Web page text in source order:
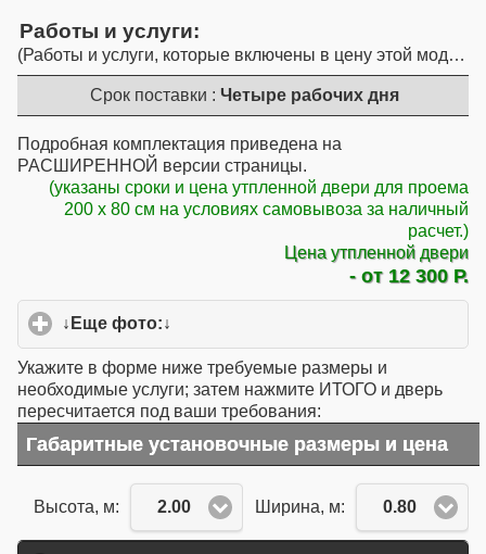
Работы и услуги
Работы и услуги, которые включены в цену этой модели
Срок поставки : Четыре рабочих дня
Подробная комплектация приведена на
РАСШИРЕННОЙ версии страницы.
(указаны сроки и цена утпленной двери для проема
200 x 80 см на условиях самовывоза за наличный
расчет.)
Цена утпленной двери
- от 12 300 Р.
↓Еще фото:↓
Укажите в форме ниже требуемые размеры и
необходимые услуги; затем нажмите ИТОГО и дверь
пересчитается под ваши требования:
Габаритные установочные размеры и цена
Высота, м: 2.00 Ширина, м: 0.80